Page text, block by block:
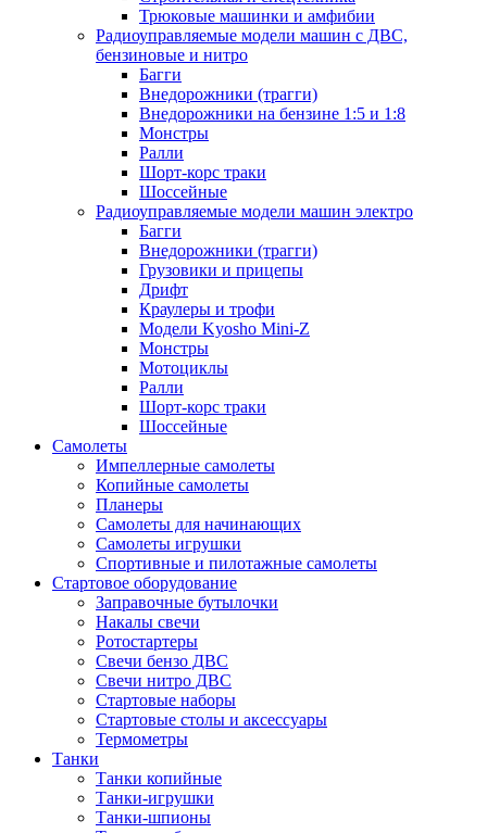
Трюковые машинки и амфибии
Радиоуправляемые модели машин с ДВС,
бензиновые и нитро
Багги
Внедорожники (трагги)
Внедорожники на бензине 1:5 и 1:8
Монстры
Ралли
Шорт-корс траки
Шоссейные
Радиоуправляемые модели машин электро
Багги
Внедорожники (трагги)
Грузовики и прицепы
Дрифт
Краулеры и трофи
Модели Kyosho Mini-Z
Монстры
Мотоциклы
Ралли
Шорт-корс траки
Шоссейные
Самолеты
Импеллерные самолеты
Копийные самолеты
Планеры
Самолеты для начинающих
Самолеты игрушки
Спортивные и пилотажные самолеты
Стартовое оборудование
Заправочные бутылочки
Накалы свечи
Ротостартеры
Свечи бензо ДВС
Свечи нитро ДВС
Стартовые наборы
Стартовые столы и аксессуары
Термометры
Танки
Танки копийные
Танки-игрушки
Танки-шпионы